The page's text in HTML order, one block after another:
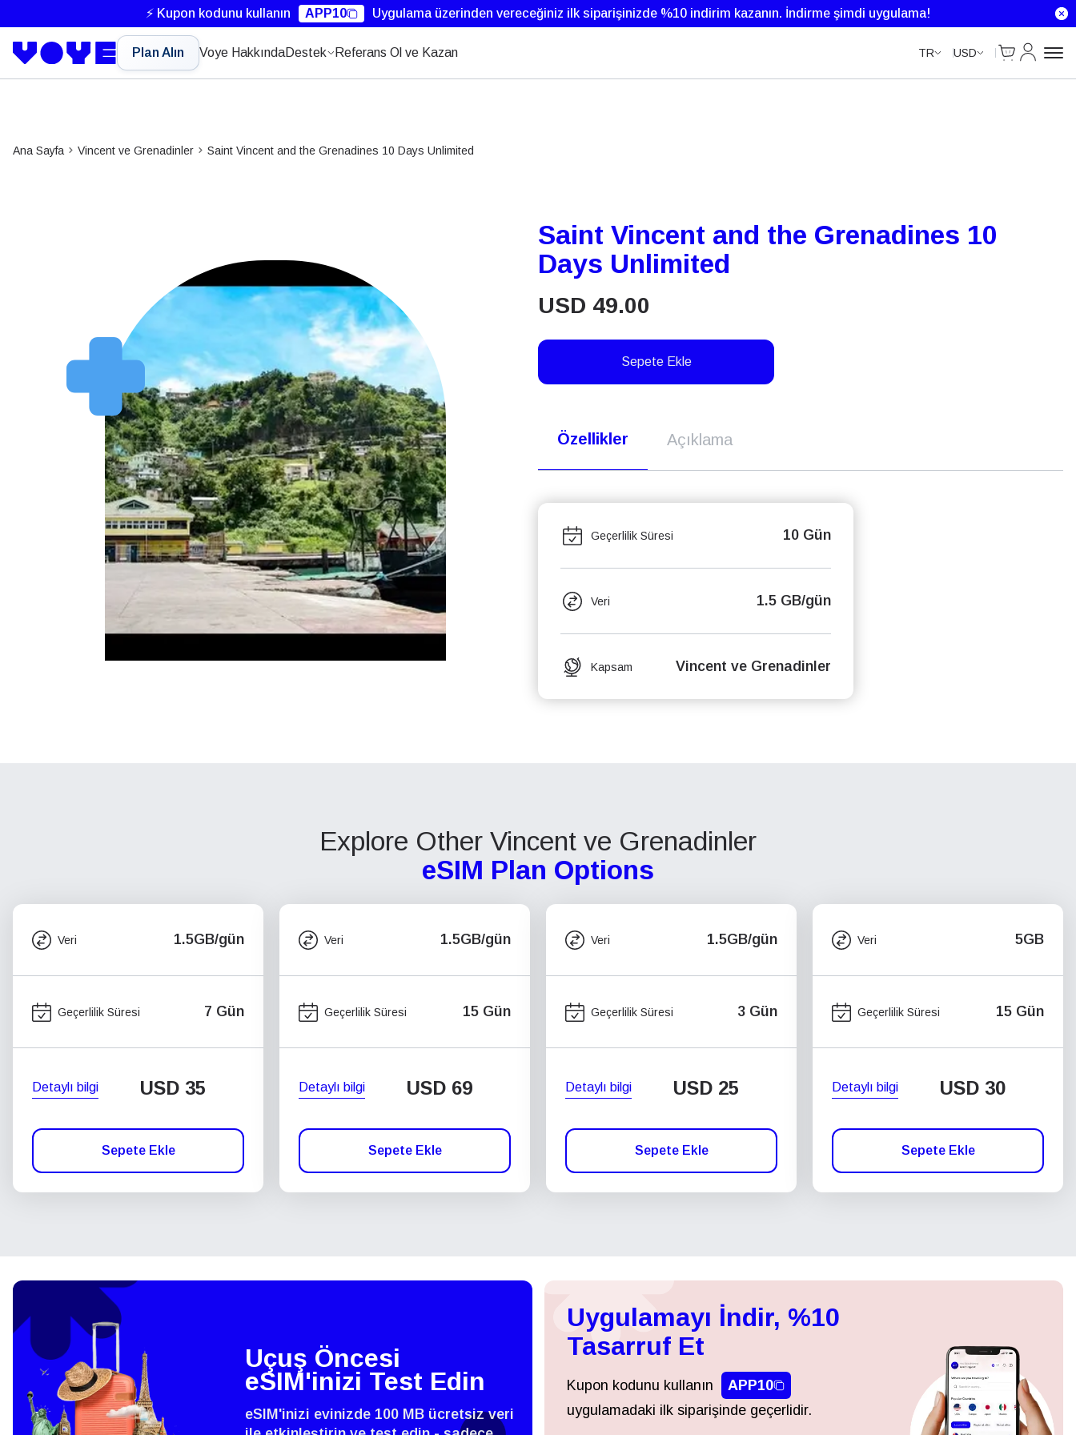
⚡ Kupon kodunu kullanın APP10 Uygulama üzerinden vereceğiniz ilk siparişinizde %10 indirim kazanın. İndirme şimdi uygulama!
Plan Alın Voye HakkındaDestek Referans Ol ve Kazan TR USD
Cart
Hesabım
Ana Sayfa Vincent ve Grenadinler Saint Vincent and the Grenadines 10 Days Unlimited
Saint Vincent and the Grenadines 10
Days Unlimited
USD 49.00
Sepete Ekle
Özellikler Açıklama
Geçerlilik Süresi 10 Gün
Veri 1.5 GB/gün
Kapsam Vincent ve Grenadinler
Explore Other Vincent ve Grenadinler
eSIM Plan Options
Veri 1.5GB/gün
Geçerlilik Süresi 7 Gün
Detaylı bilgi USD 35
Sepete Ekle
Veri 1.5GB/gün
Geçerlilik Süresi 15 Gün
Detaylı bilgi USD 69
Sepete Ekle
Veri 1.5GB/gün
Geçerlilik Süresi 3 Gün
Detaylı bilgi USD 25
Sepete Ekle
Veri 5GB
Geçerlilik Süresi 15 Gün
Detaylı bilgi USD 30
Sepete Ekle
Uçuş Öncesi
eSIM'inizi Test Edin
eSIM'inizi evinizde 100 MB ücretsiz veri
Uygulamayı İndir, %10
Tasarruf Et
Kupon kodunu kullanın
APP10
uygulamadaki ilk siparişinde geçerlidir.